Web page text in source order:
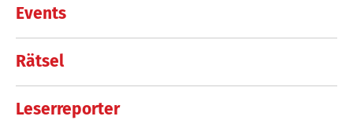
Events
Rätsel
Leserreporter